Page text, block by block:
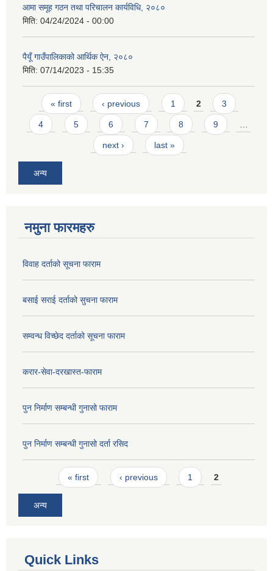
आमा समूह गठन तथा परिचालन कार्यविधि, २०८०
मिति: 04/24/2024 - 00:00
पैयूँ गाउँपालिकाको आर्थिक ऐन, २०८०
मिति: 07/14/2023 - 15:35
Pages
« first ‹ previous 1 2 3
4 5 6 7 8 9
next › last »
अन्य
नमुना फारमहरु
विवाह दर्ताको सूचना फाराम
बसाई सराई दर्ताको सुचना फाराम
सम्वन्ध विच्छेद दर्ताको सूचना फाराम
करार-सेवा-दरखास्त-फाराम
पुन निर्माण सम्बन्धी गुनासो फाराम
पुन निर्माण सम्बन्धी गुनासो दर्ता रसिद
Pages« first ‹ previous 1 2
अन्य
Quick Links